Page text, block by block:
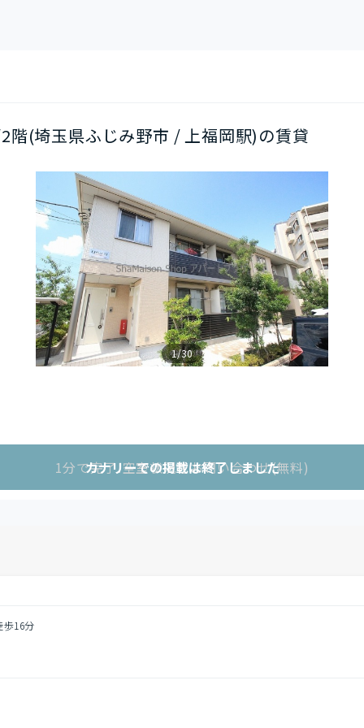
階(埼玉県ふじみ野市 / 上福岡駅)の賃貸
1/30
1分で完了!空室状況をお問い合わせ(無料)
カナリーでの掲載は終了しました
16分